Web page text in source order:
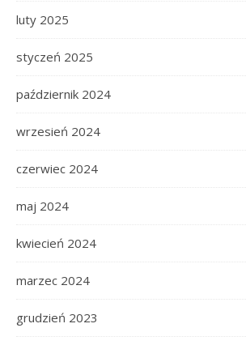
luty 2025
styczeń 2025
październik 2024
wrzesień 2024
czerwiec 2024
maj 2024
kwiecień 2024
marzec 2024
grudzień 2023